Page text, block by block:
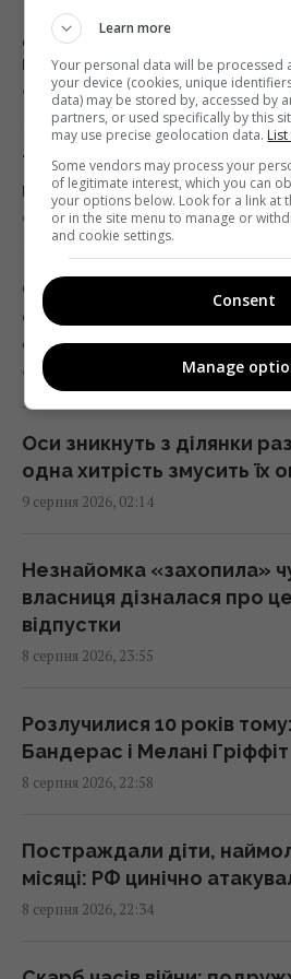
02:27 неділя, 09 серпня 2026
Один із найближчих
переховується в Москві,
01:58 неділя, 09 серпня 2026
Зухвалі удари України по
зіграти на руку Путіну, -
01:23 неділя, 09 серпня 2026
Експерт назвав 4
які встановлює на кожен
01:15 неділя, 09 серпня 2026
Росія може застосувати
проти України: у МЗС
00:37 неділя, 09 серпня 2026
Має невдоволений вигляд
маскування: що відомо
00:30 неділя, 09 серпня 2026
Європейські річки
23:53 субота, 08 серпня 2026
Жителів Одеси готують до
Дата народження підкаже
на серпень: що носити з
9 серпня 2026, 04:30
ТЦК отримають нові дані
кого і де зможуть
9 серпня 2026, 04:09
Стара лаванда знову
садівники розкрили
обрізки
9 серпня 2026, 03:31
Оси зникнуть з ділянки
одна хитрість змусить їх
9 серпня 2026, 02:14
Незнайомка «захопила»
власниця дізналася про
відпустки
8 серпня 2026, 23:55
Розлучилися 10 років
Бандерас і Мелані Гріффіт
8 серпня 2026, 22:58
Постраждали діти,
місяці: РФ цинічно
8 серпня 2026, 22:34
Learn more
Your personal data will be
your device (cookies, unique
data) may be stored by, accessed by
partners, or used specifically by this
may use precise geolocation data.
Some vendors may process your
of legitimate interest, which you can
your options below. Look for a link at
or in the site menu to manage or
and cookie settings.
Consent
Manage